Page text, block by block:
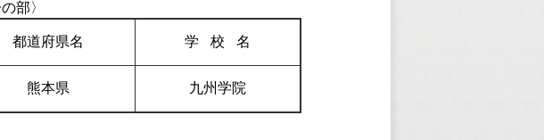
部〉
都道府県名 学校 名
熊本県 九州学院